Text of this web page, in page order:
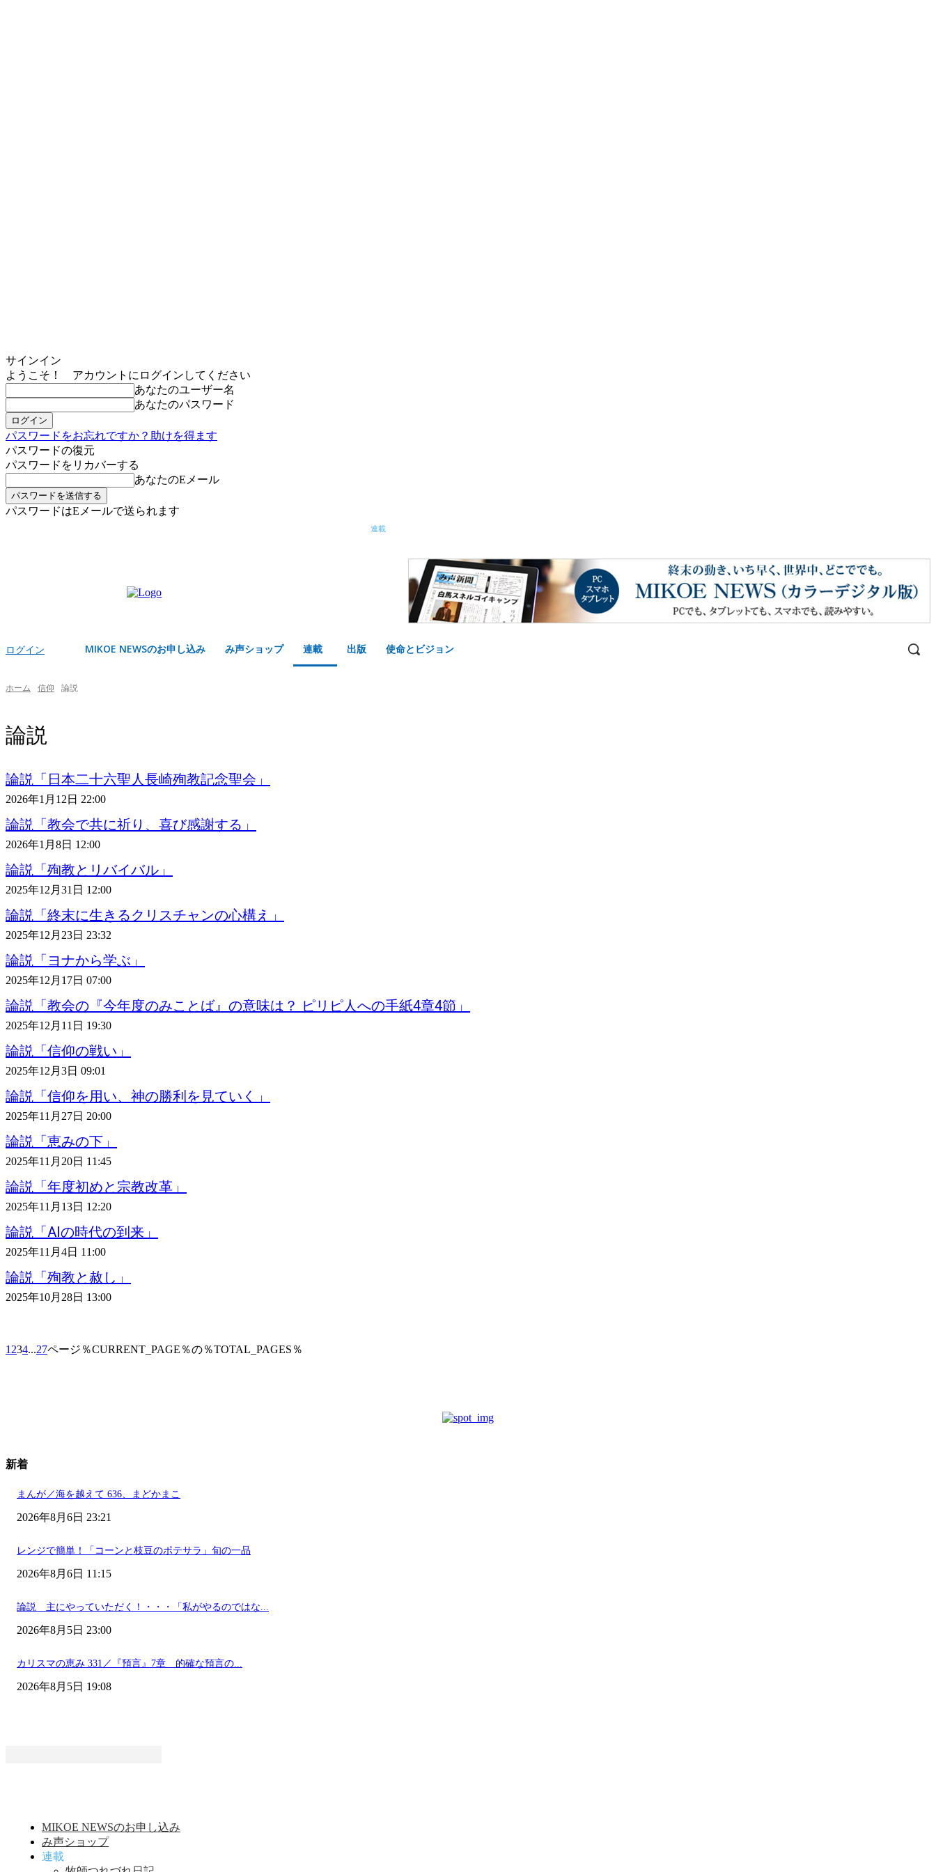
サインイン
ようこそ！ アカウントにログインしてください
あなたのユーザー名
あなたのパスワード
パスワードをお忘れですか？助けを得ます
パスワードの復元
パスワードをリカバーする
あなたのEメール
パスワードはEメールで送られます
連載
ログイン MIKOE NEWSのお申し込み み声ショップ 連載 出版 使命とビジョン
ホーム 信仰 論説
論説
論説「日本二十六聖人長崎殉教記念聖会」
2026年1月12日 22:00
論説「教会で共に祈り、喜び感謝する」
2026年1月8日 12:00
論説「殉教とリバイバル」
2025年12月31日 12:00
論説「終末に生きるクリスチャンの心構え」
2025年12月23日 23:32
論説「ヨナから学ぶ」
2025年12月17日 07:00
論説「教会の『今年度のみことば』の意味は？ ピリピ人への手紙4章4節」
2025年12月11日 19:30
論説「信仰の戦い」
2025年12月3日 09:01
論説「信仰を用い、神の勝利を見ていく」
2025年11月27日 20:00
論説「恵みの下」
2025年11月20日 11:45
論説「年度初めと宗教改革」
2025年11月13日 12:20
論説「AIの時代の到来」
2025年11月4日 11:00
論説「殉教と赦し」
2025年10月28日 13:00
1 234...27ページ％CURRENT_PAGE％の％TOTAL_PAGES％
新着
まんが／海を越えて 636、まどかまこ
2026年8月6日 23:21
レンジで簡単！「コーンと枝豆のポテサラ」旬の一品
2026年8月6日 11:15
論説 主にやっていただく！・・・「私がやるのではな...
2026年8月5日 23:00
カリスマの恵み 331／『預言』7章 的確な預言の...
2026年8月5日 19:08
MIKOE NEWSのお申し込み
み声ショップ
連載